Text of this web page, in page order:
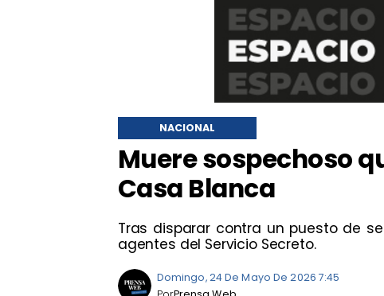
Muere sospechoso
Casa Blanca
Tras disparar contra un puesto de
agentes del Servicio Secreto.
NACIONAL
Domingo, 24 De Mayo De 2026 7:45